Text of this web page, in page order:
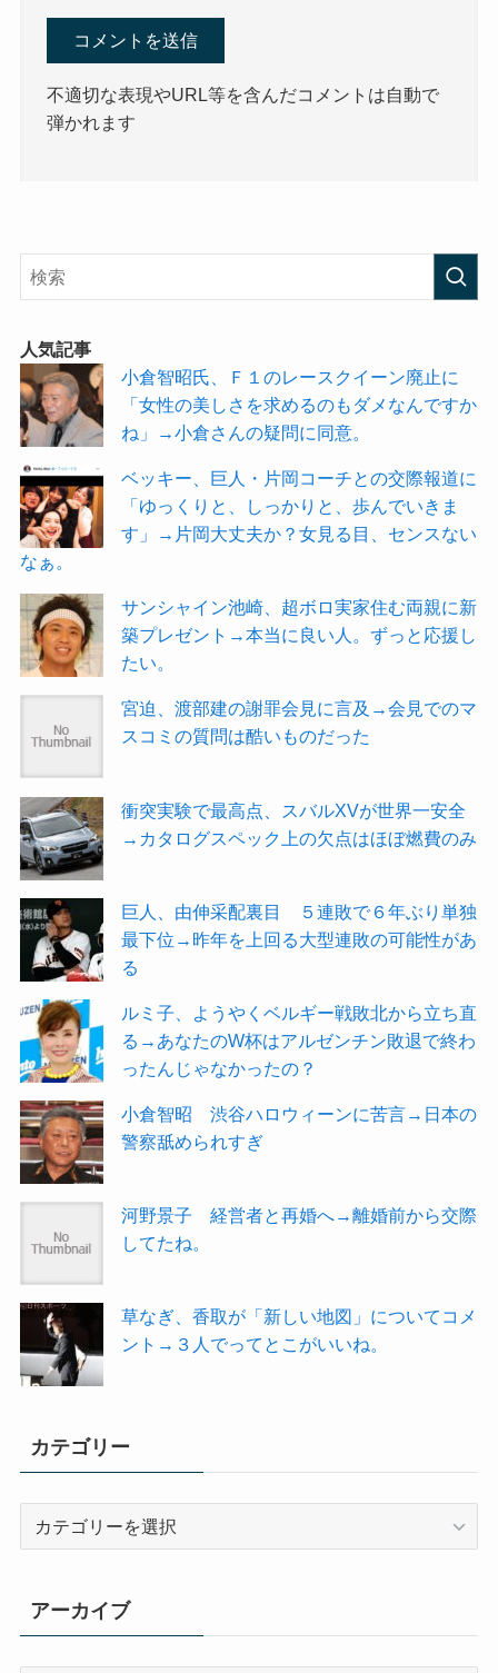
不適切な表現やURL等を含んだコメントは自動で
弾かれます
人気記事
小倉智昭氏、Ｆ１のレースクイーン廃止に
「女性の美しさを求めるのもダメなんですか
ね」→小倉さんの疑問に同意。
ベッキー、巨人・片岡コーチとの交際報道に
「ゆっくりと、しっかりと、歩んでいきま
す」→片岡大丈夫か？女見る目、センスない
なぁ。
サンシャイン池崎、超ボロ実家住む両親に新
築プレゼント→本当に良い人。ずっと応援し
たい。
宮迫、渡部建の謝罪会見に言及→会見でのマ
スコミの質問は酷いものだった
衝突実験で最高点、スバルXVが世界一安全
→カタログスペック上の欠点はほぼ燃費のみ
巨人、由伸采配裏目 ５連敗で６年ぶり単独
最下位→昨年を上回る大型連敗の可能性があ
る
ルミ子、ようやくベルギー戦敗北から立ち直
る→あなたのW杯はアルゼンチン敗退で終わ
ったんじゃなかったの？
小倉智昭 渋谷ハロウィーンに苦言→日本の
警察舐められすぎ
河野景子 経営者と再婚へ→離婚前から交際
してたね。
草なぎ、香取が「新しい地図」についてコメ
ント→３人でってとこがいいね。
カテゴリー
リ
ー
アーカイブ